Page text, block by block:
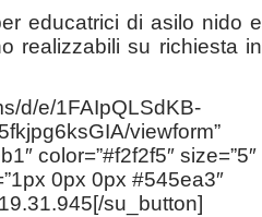
educatrici di asilo nido e
realizzabili su richiesta in
d/e/1FAIpQLSdKB-
viewform”
color=”#f2f2f5″ size=”5″
0px 0px #545ea3″
su_button]